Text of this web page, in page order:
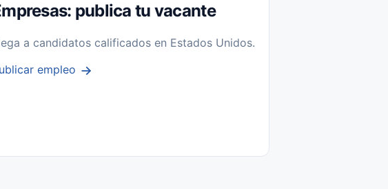
publica tu vacante
a candidatos calificados en Estados Unidos.
empleo